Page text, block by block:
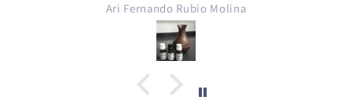
Ari Fernando Rubio Molina